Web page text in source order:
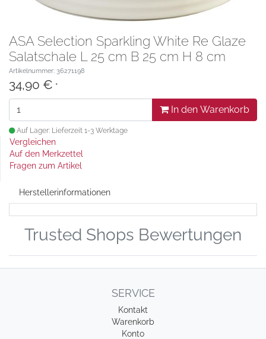
ASA Selection Sparkling White Re Glaze
Salatschale L 25 cm B 25 cm H 8 cm
Artikelnummer: 36271198
34,90 € *
In den Warenkorb
Auf Lager: Lieferzeit 1-3 Werktage
Vergleichen
Auf den Merkzettel
Fragen zum Artikel
Herstellerinformationen
Trusted Shops Bewertungen
SERVICE
Kontakt
Warenkorb
Konto